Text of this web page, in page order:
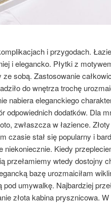
i przygodach.
i elegancko. Płytki z
ze sobą. Zastosowanie
do wnętrza trochę
nabiera eleganckiego
odpowiednich dodatków. Dla
zwłaszcza w łazience.
czasie stał się popularny i
Kiedy
przełamiemy wtedy dostojny
bazę urozmaiciłam
umywalkę. Najbardziej
złota kabina prysznicowa.